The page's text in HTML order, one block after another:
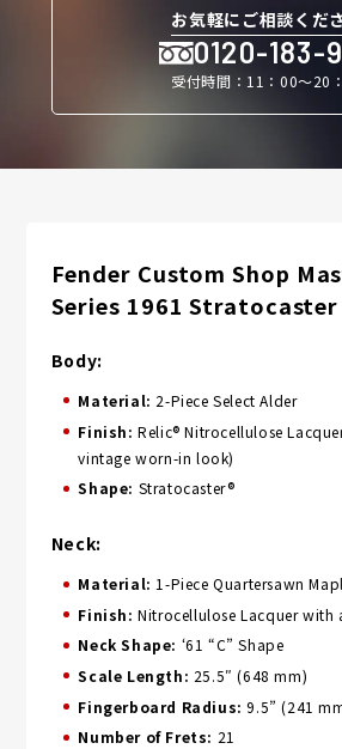
お気軽にご相談くだ
0120-183-
受付時間：11：00〜20
Fender Custom Shop
Series 1961 Stratocaster
Body:
Material: 2-Piece Select Alder
Finish: Relic® Nitrocellulose
vintage worn-in look)
Shape: Stratocaster®
Neck:
Material: 1-Piece Quartersawn
Finish: Nitrocellulose Lacquer with
Neck Shape: ‘61 “C” Shape
Scale Length: 25.5″ (648 mm)
Fingerboard Radius: 9.5” (241
Number of Frets: 21